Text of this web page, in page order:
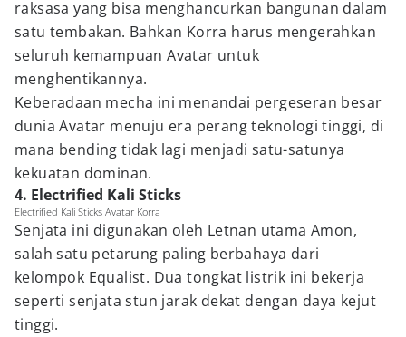
raksasa yang bisa menghancurkan bangunan dalam
satu tembakan. Bahkan Korra harus mengerahkan
seluruh kemampuan Avatar untuk
menghentikannya.
Keberadaan mecha ini menandai pergeseran besar
dunia Avatar menuju era perang teknologi tinggi, di
mana bending tidak lagi menjadi satu-satunya
kekuatan dominan.
4. Electrified Kali Sticks
Electrified Kali Sticks Avatar Korra
Senjata ini digunakan oleh Letnan utama Amon,
salah satu petarung paling berbahaya dari
kelompok Equalist. Dua tongkat listrik ini bekerja
seperti senjata stun jarak dekat dengan daya kejut
tinggi.